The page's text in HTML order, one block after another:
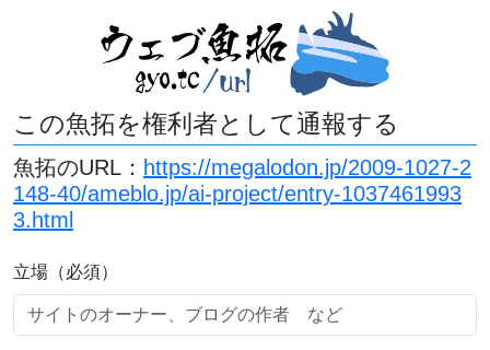
この魚拓を権利者として通報する
魚拓のURL： https://megalodon.jp/2009-1027-2
148-40/ameblo.jp/ai-project/entry-1037461993
3.html
立場（必須）